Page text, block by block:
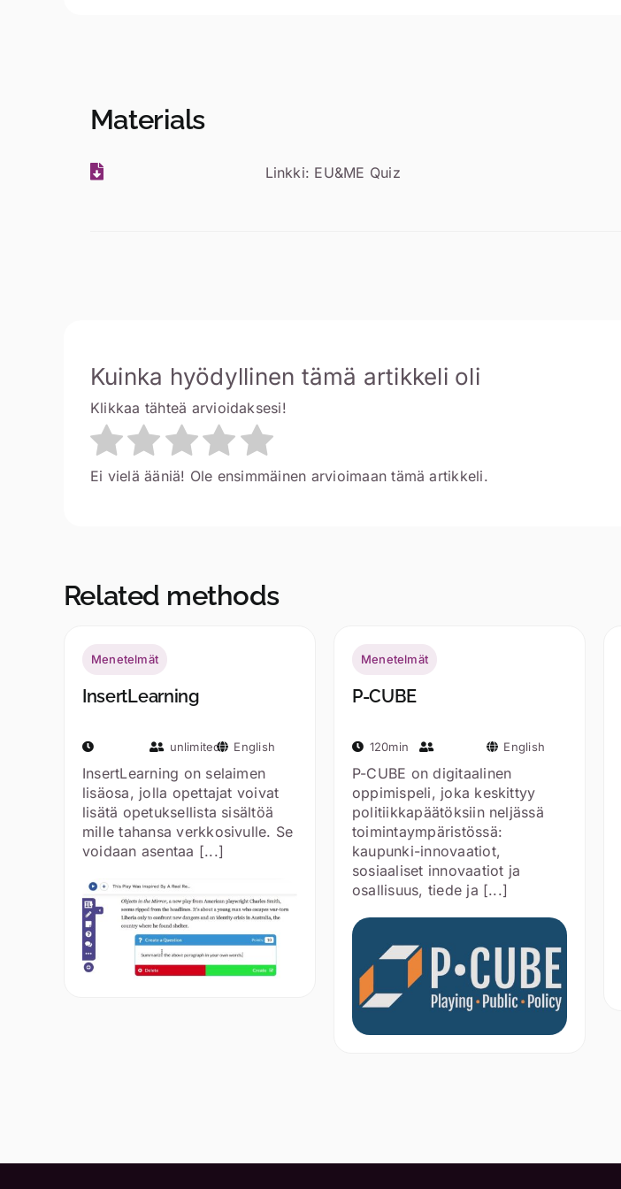
Materials
Linkki: EU&ME Quiz
Kuinka hyödyllinen tämä artikkeli oli
Klikkaa tähteä arvioidaksesi!
Ei vielä ääniä! Ole ensimmäinen arvioimaan tämä artikkeli.
Related methods
Menetelmät
InsertLearning
unlimited English
InsertLearning on selaimen
lisäosa, jolla opettajat voivat
lisätä opetuksellista sisältöä
mille tahansa verkkosivulle. Se
voidaan asentaa [...]
Menetelmät
P-CUBE
120min English
P-CUBE on digitaalinen
oppimispeli, joka keskittyy
politiikkapäätöksiin neljässä
toimintaympäristössä:
kaupunki-innovaatiot,
sosiaaliset innovaatiot ja
osallisuus, tiede ja [...]